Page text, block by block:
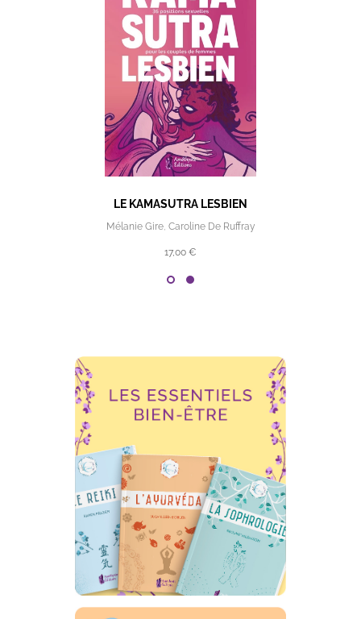
LE KAMASUTRA LESBIEN
Mélanie Gire, Caroline De Ruffray
17,00 €